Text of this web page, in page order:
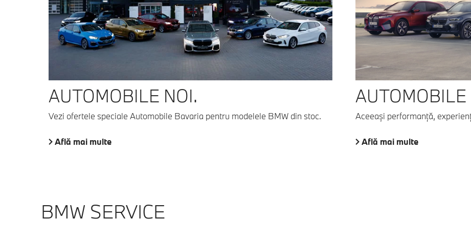
AUTOMOBILE NOI.
Vezi ofertele speciale Automobile Bavaria pentru modelele BMW din stoc.
Află mai multe
AUTOMOBILE
Aceeaşi performanţă,
Află mai multe
BMW SERVICE